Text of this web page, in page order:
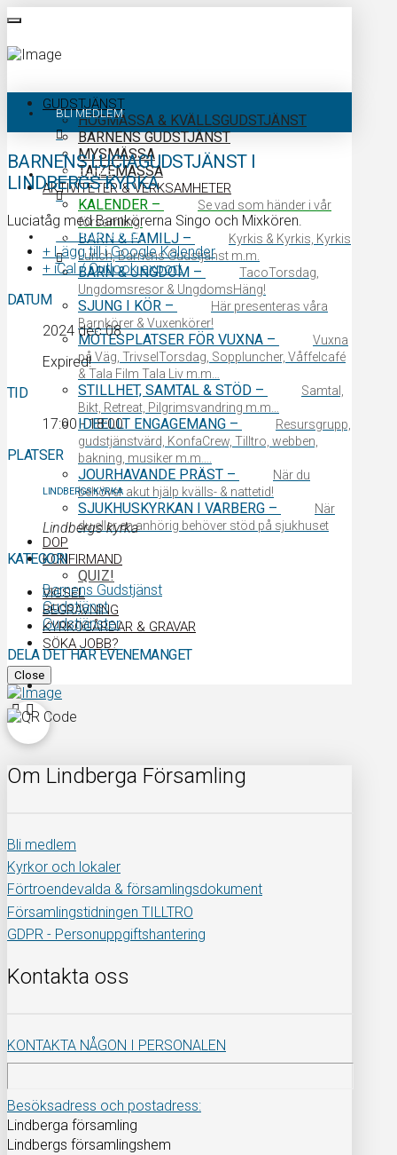
GUDSTJÄNST
HÖGMÄSSA & KVÄLLSGUDSTJÄNST
BARNENS GUDSTJÄNST
MYSMÄSSA
TAIZÉMÄSSA
AKTIVITETER & VERKSAMHETER
KALENDER –
Se vad som händer i vår
församling.
BARN & FAMILJ –
Kyrkis & Kyrkis, Kyrkis
Lunch, Barnens Gudstjänst m.m.
BARN & UNGDOM –
TacoTorsdag,
Ungdomsresor & UngdomsHäng!
SJUNG I KÖR –
Här presenteras våra
Barnkörer & Vuxenkörer!
MÖTESPLATSER FÖR VUXNA –
Vuxna
på Väg, TrivselTorsdag, Soppluncher, Våffelcafé
& Tala Film Tala Liv m.m…
STILLHET, SAMTAL & STÖD –
Samtal,
Bikt, Retreat, Pilgrimsvandring m.m…
IDEELLT ENGAGEMANG –
Resursgrupp,
gudstjänstvärd, KonfaCrew, Tilltro, webben,
bakning, musiker m.m….
JOURHAVANDE PRÄST –
När du
behöver akut hjälp kvälls- & nattetid!
SJUKHUSKYRKAN I VARBERG –
När
du eller en anhörig behöver stöd på sjukhuset
DOP
KONFIRMAND
QUIZ!
VIGSEL
BEGRAVNING
KYRKOGÅRDAR & GRAVAR
SÖKA JOBB?
Close
BLI MEDLEM
KALENDER
KONTAKTA OSS
BARNENS LUCIAGUDSTJÄNST I
LINDBERGS KYRKA
Luciatåg med Barnkörerna Singo och Mixkören.
+ Lägg till i Google Kalender
+ iCal / Outlook export
DATUM
2024 dec 08
Expired!
TID
17:00 - 18:00
PLATSER
LINDBERGS KYRKA
Lindbergs kyrka
KATEGORI
Barnens Gudstjänst
Gudstjänst
Gudstjänster
DELA DET HÄR EVENEMANGET
Om Lindberga Församling
Bli medlem
Kyrkor och lokaler
Förtroendevalda & församlingsdokument
Församlingstidningen TILLTRO
GDPR - Personuppgiftshantering
Kontakta oss
KONTAKTA NÅGON I PERSONALEN
Besöksadress och postadress:
Lindberga församling
Lindbergs församlingshem